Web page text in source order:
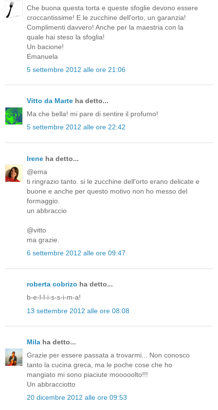
Che buona questa torta e queste sfoglie devono essere
croccantissime! E le zucchine dell'orto, un garanzia!
Complimenti davvero! Anche per la maestria con la
quale hai steso la sfoglia!
Un bacione!
Emanuela
5 settembre 2012 alle ore 21:06
Vitto da Marte ha detto...
Ma che bella! mi pare di sentire il profumo!
5 settembre 2012 alle ore 22:42
Irene ha detto...
@ema
ti ringrazio tanto. si le zucchine dell'orto erano delicate e
buone e anche per questo motivo non ho messo del
formaggio.
un abbraccio
@vitto
ma grazie.
6 settembre 2012 alle ore 09:47
roberta cobrizo ha detto...
b-e-l-l-i-s-s-i-m-a!
13 settembre 2012 alle ore 08:08
Mila ha detto...
Grazie per essere passata a trovarmi... Non conosco
tanto la cucina greca, ma le poche cose che ho
mangiato mi sono piaciute mooooolto!!!
Un abbracciotto
20 dicembre 2012 alle ore 09:53